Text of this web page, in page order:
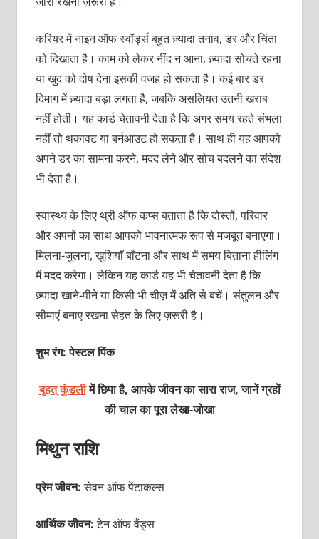
करियर में नाइन ऑफ स्वॉर्ड्स बहुत ज़्यादा तनाव, डर और चिंता
को दिखाता है। काम को लेकर नींद न आना, ज़्यादा सोचते रहना
या खुद को दोष देना इसकी वजह हो सकता है। कई बार डर
दिमाग में ज़्यादा बड़ा लगता है, जबकि असलियत उतनी खराब
नहीं होती। यह कार्ड चेतावनी देता है कि अगर समय रहते संभला
नहीं तो थकावट या बर्नआउट हो सकता है। साथ ही यह आपको
अपने डर का सामना करने, मदद लेने और सोच बदलने का संदेश
भी देता है।
स्वास्थ्य के लिए थ्री ऑफ कप्स बताता है कि दोस्तों, परिवार
और अपनों का साथ आपको भावनात्मक रूप से मजबूत बनाएगा।
मिलना-जुलना, खुशियाँ बाँटना और साथ में समय बिताना हीलिंग
में मदद करेगा। लेकिन यह कार्ड यह भी चेतावनी देता है कि
ज़्यादा खाने-पीने या किसी भी चीज़ में अति से बचें। संतुलन और
सीमाएं बनाए रखना सेहत के लिए ज़रूरी है।
शुभ रंग: पेस्टल पिंक
बृहत् कुंडलीमें छिपा है, आपके जीवन का सारा राज, जानें ग्रहों
की चाल का पूरालेखा-जोखा
मिथुन राशि
प्रेम जीवन:सेवन ऑफ पेंटाकल्स
आर्थिक जीवन:टेन ऑफ वैंड्स